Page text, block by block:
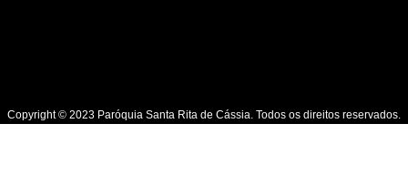
Copyright © 2023 Paróquia Santa Rita de Cássia. Todos os direitos reservados.